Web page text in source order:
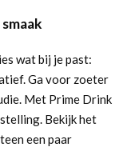
wat bij je past:
Ga voor zoeter
Met Prime Drink
Bekijk het
een paar